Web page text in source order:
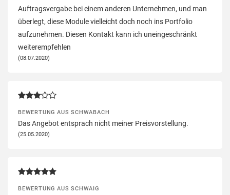
Auftragsvergabe bei einem anderen Unternehmen, und man
überlegt, diese Module vielleicht doch noch ins Portfolio
aufzunehmen. Diesen Kontakt kann ich uneingeschränkt
weiterempfehlen
(08.07.2020)
BEWERTUNG AUS SCHWABACH
Das Angebot entsprach nicht meiner Preisvorstellung.
(25.05.2020)
BEWERTUNG AUS SCHWAIG